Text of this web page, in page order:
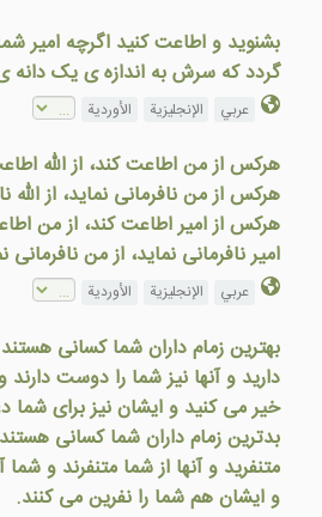
بشنويد و اطاعت کنيد اگرچه امیر
گردد که سرش به اندازه ی يک
عربي الإنجليزية الأوردية
هرکس از من اطاعت کند، از الله
هرکس از من نافرمانی نمايد، از
هرکس از امير اطاعت کند، از من
امير نافرمانی نمايد، از من
عربي الإنجليزية الأوردية
بهترين زمام داران شما کسانی
داريد و آنها نيز شما را دوست
خير می کنيد و ايشان نيز برای شما
بدترين زمام داران شما کسانی
متنفريد و آنها از شما متنفرند و
و ايشان هم شما را نفرين می کنند.